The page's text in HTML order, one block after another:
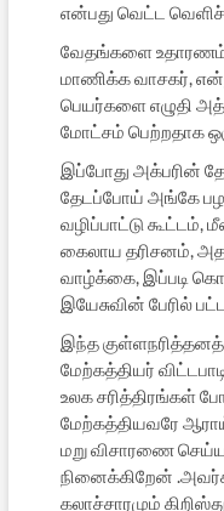
என்பது வெட்ட
வேதங்களை உதாரணம்
மாணிக்க வாசகர்,
பெயர்களை எழுதி
மோட்சம் பெற்றதாக
இப்போது அக்பரின்
தேடப்போய் அங்கே
வழிப்பாட்டு
கைலாய தரிசனம்,
வாழ்க்கை, இப்படி
இயேசுவின் பேரில்
இந்த
மேற்கத்தியர்
உலக சரித்திரங்கள்
மேற்கத்தியவரே
மறு விசாரணை
நினைக்கிறேன்
கலாச்சாரமும்